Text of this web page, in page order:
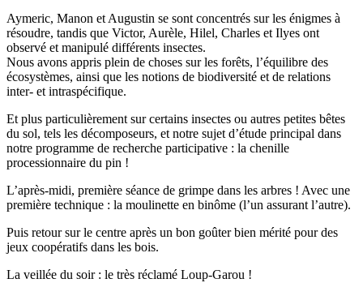
Aymeric, Manon et Augustin se sont concentrés sur les énigmes à
résoudre, tandis que Victor, Aurèle, Hilel, Charles et Ilyes ont
observé et manipulé différents insectes.
Nous avons appris plein de choses sur les forêts, l’équilibre des
écosystèmes, ainsi que les notions de biodiversité et de relations
inter- et intraspécifique.
Et plus particulièrement sur certains insectes ou autres petites bêtes
du sol, tels les décomposeurs, et notre sujet d’étude principal dans
notre programme de recherche participative : la chenille
processionnaire du pin !
L’après-midi, première séance de grimpe dans les arbres ! Avec une
première technique : la moulinette en binôme (l’un assurant l’autre).
Puis retour sur le centre après un bon goûter bien mérité pour des
jeux coopératifs dans les bois.
La veillée du soir : le très réclamé Loup-Garou !